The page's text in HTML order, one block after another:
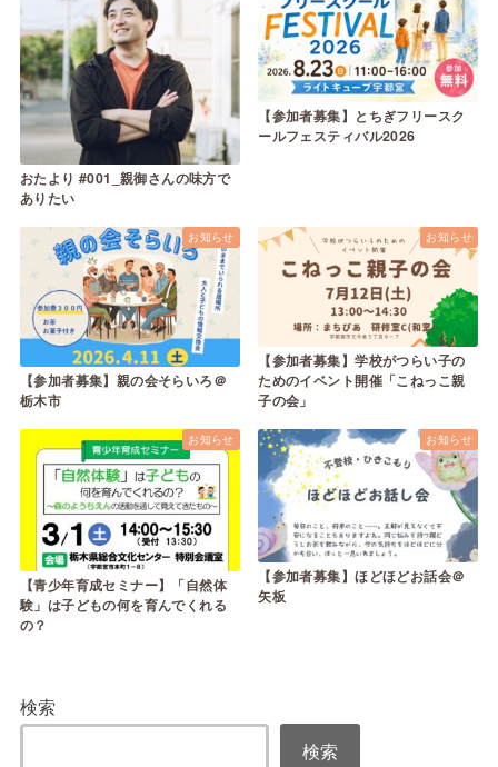
おたより #001_親御さんの味方で
ありたい
【参加者募集】とちぎフリースク
ールフェスティバル2026
お知らせ
【参加者募集】親の会そらいろ＠
栃木市
お知らせ
【参加者募集】学校がつらい子の
ためのイベント開催「こねっこ親
子の会」
お知らせ
【青少年育成セミナー】「自然体
験」は子どもの何を育んでくれる
の？
お知らせ
【参加者募集】ほどほどお話会＠
矢板
検索
検索